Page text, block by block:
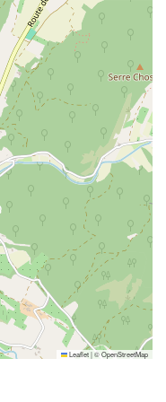
Leaflet|©OpenStreetMap